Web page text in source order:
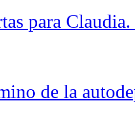
para
de la